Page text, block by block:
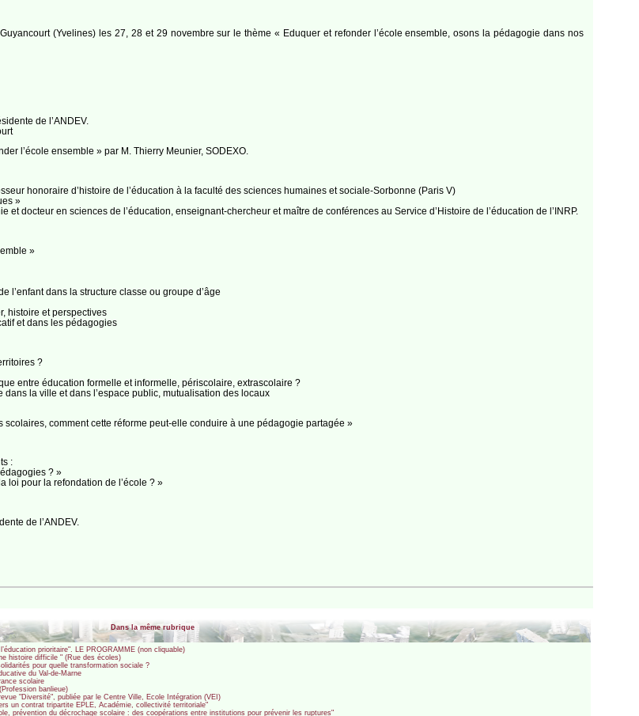
(Yvelines) les 27, 28 et 29 novembre sur le thème « Eduquer et refonder l’école ensemble, osons la pédagogie dans nos
de l’ANDEV.
l’école ensemble » par M. Thierry Meunier, SODEXO.
honoraire d’histoire de l’éducation à la faculté des sciences humaines et sociale-Sorbonne (Paris V)
»
docteur en sciences de l’éducation, enseignant-chercheur et maître de conférences au Service d’Histoire de l’éducation de l’INRP.
»
l’enfant dans la structure classe ou groupe d’âge
histoire et perspectives
et dans les pédagogies
?
entre éducation formelle et informelle, périscolaire, extrascolaire ?
la ville et dans l’espace public, mutualisation des locaux
comment cette réforme peut-elle conduire à une pédagogie partagée »
:
? »
loi pour la refondation de l’école ? »
de l’ANDEV.
Dans la même rubrique
prioritaire". LE PROGRAMME (non cliquable)
histoire difficile " (Rue des écoles)
pour quelle transformation sociale ?
du Val-de-Marne
scolaire
banlieue)
"Diversité", publiée par le Centre Ville, Ecole Intégration (VEI)
un contrat tripartite EPLE, Académie, collectivité territoriale"
prévention du décrochage scolaire : des coopérations entre institutions pour prévenir les ruptures"